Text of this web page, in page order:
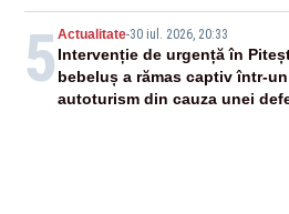
5 Actualitate-30 iul. 2026, 20:33
Intervenție de urgență în
bebeluș a rămas captiv într-un
autoturism din cauza unei